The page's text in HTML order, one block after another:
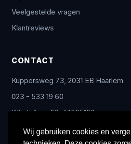
Wij gebruiken cookies en
Veelgestelde vragen
Klantreviews
CONTACT
Kuppersweg 73, 2031 EB Haarlem
023 - 533 19 60
WhatsApp: 06-44005100
info@radex-benelux.nl